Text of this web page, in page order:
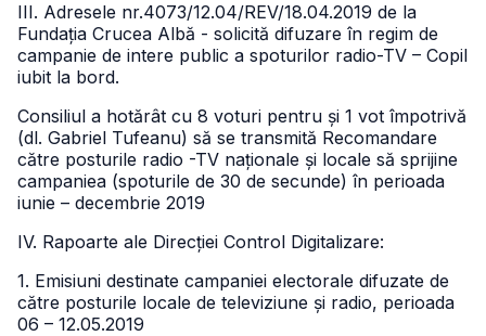
III. Adresele nr.4073/12.04/REV/18.04.2019 de la
Fundația Crucea Albă - solicită difuzare în regim de
campanie de intere public a spoturilor radio-TV – Copil
iubit la bord.
Consiliul a hotărât cu 8 voturi pentru și 1 vot împotrivă
(dl. Gabriel Tufeanu) să se transmită Recomandare
către posturile radio -TV naționale și locale să sprijine
campaniea (spoturile de 30 de secunde) în perioada
iunie – decembrie 2019
IV. Rapoarte ale Direcției Control Digitalizare:
1. Emisiuni destinate campaniei electorale difuzate de
către posturile locale de televiziune și radio, perioada
06 – 12.05.2019